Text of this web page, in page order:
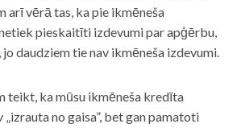
arī vērā tas, ka pie ikmēneša
pieskaitīti izdevumi par apģērbu,
daudziem tie nav ikmēneša izdevumi.
teikt, ka mūsu ikmēneša kredīta
„izrauta no gaisa”, bet gan pamatoti